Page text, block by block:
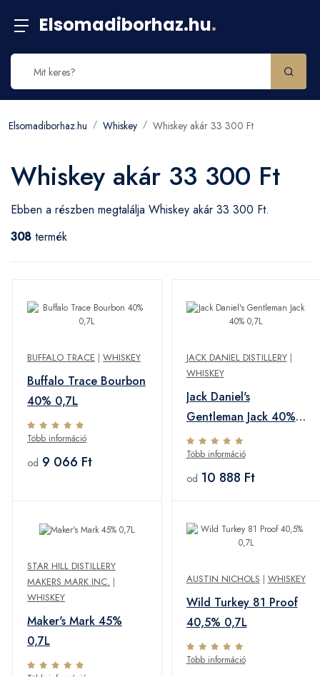
Elsomadiborhaz.hu.
Elsomadiborhaz.hu Whiskey Whiskey akár 33 300 Ft
Whiskey akár 33 300 Ft
Ebben a részben megtalálja Whiskey akár 33 300 Ft.
308 termék
BUFFALO TRACE | WHISKEY
Buffalo Trace Bourbon
40% 0,7L
Több információ
od 9 066 Ft
JACK DANIEL DISTILLERY|
WHISKEY
Jack Daniel's
Gentleman Jack 40%
0,7L
Több információ
od 10 888 Ft
STAR HILL DISTILLERY
MAKERS MARK INC. |
WHISKEY
Maker's Mark 45%
0,7L
AUSTIN NICHOLS | WHISKEY
Wild Turkey 81 Proof
40,5% 0,7L
Több információ